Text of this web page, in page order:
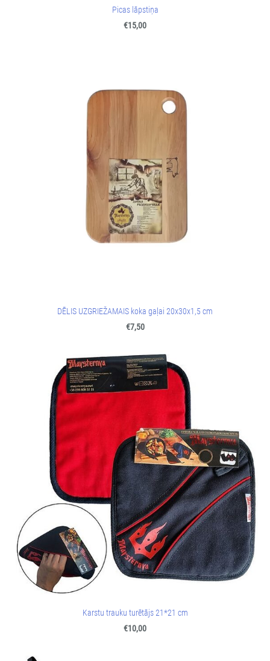
Picas lāpstiņa
€15,00
DĒLIS UZGRIEŽAMAIS koka gaļai 20x30x1,5 cm
€7,50
Karstu trauku turētājs 21*21 cm
€10,00